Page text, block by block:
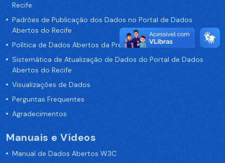
Recife
Padrões de Publicação dos Dados no Portal de Dados
Abertos do Recife
Política de Dados Abertos da Prefeitura do Recife
Sistemática de Atualização de Dados do Portal de Dados
Abertos do Recife
Visualizações de Dados
Perguntas Frequentes
Agradecimentos
Manuais e Vídeos
Manual de Dados Abertos W3C